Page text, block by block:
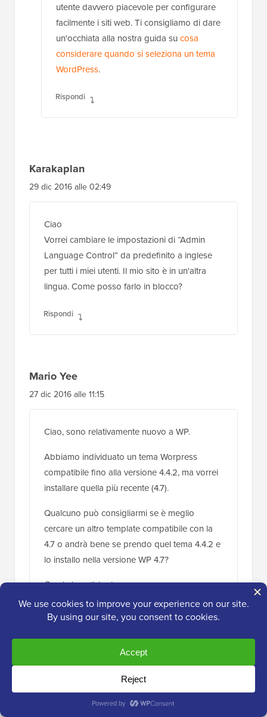
utente davvero piacevole per configurare
facilmente i siti web. Ti consigliamo di dare
un'occhiata alla nostra guida su cosa
considerare quando si seleziona un tema
WordPress.
Rispondi
Karakaplan
29 dic 2016 alle 02:49
Ciao
Vorrei cambiare le impostazioni di “Admin
Language Control” da predefinito a inglese
per tutti i miei utenti. Il mio sito è in un'altra
lingua. Come posso farlo in blocco?
Rispondi
Mario Yee
27 dic 2016 alle 11:15
Ciao, sono relativamente nuovo a WP.
Abbiamo individuato un tema Worpress
compatibile fino alla versione 4.4.2, ma vorrei
installare quella più recente (4.7).
Qualcuno può consigliarmi se è meglio
cercare un altro template compatibile con la
4.7 o andrà bene se prendo quel tema 4.4.2 e
lo installo nella versione WP 4.7?
Grazie in anticipo!
Rispondi
16 dic 2016 alle 8:55